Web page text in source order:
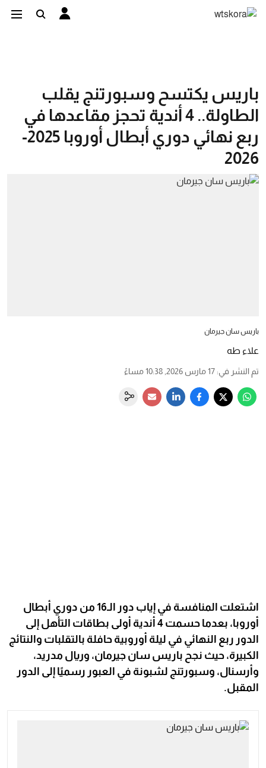
باريس يكتسح وسبورتنج يقلب
الطاولة.. 4 أندية تحجز مقاعدها في
ربع نهائي دوري أبطال أوروبا 2025-
2026
باريس سان جيرمان
علاء طه
تم النشر في: 17 مارس 2026, 10:38 مساءً
اشتعلت المنافسة في إياب دور الـ16 من دوري أبطال
أوروبا، بعدما حسمت 4 أندية أولى بطاقات التأهل إلى
الدور ربع النهائي في ليلة أوروبية حافلة بالتقلبات والنتائج
الكبيرة، حيث نجح باريس سان جيرمان، وريال مدريد،
وأرسنال، وسبورتنج لشبونة في العبور رسميًا إلى الدور
المقبل.